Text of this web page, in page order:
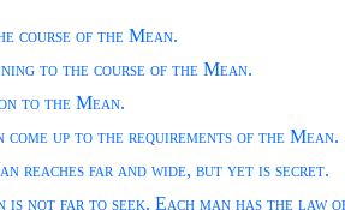
course of the Mean.
to the course of the Mean.
to the Mean.
come up to the requirements of the Mean.
reaches far and wide, but yet is secret.
is not far to seek. Each man has the law